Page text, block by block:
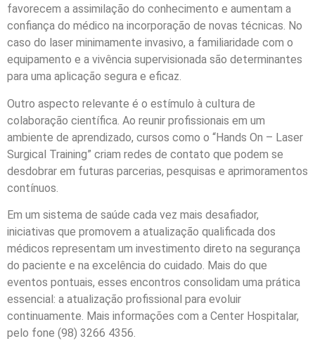
favorecem a assimilação do conhecimento e aumentam a
confiança do médico na incorporação de novas técnicas. No
caso do laser minimamente invasivo, a familiaridade com o
equipamento e a vivência supervisionada são determinantes
para uma aplicação segura e eficaz.
Outro aspecto relevante é o estímulo à cultura de
colaboração científica. Ao reunir profissionais em um
ambiente de aprendizado, cursos como o “Hands On – Laser
Surgical Training” criam redes de contato que podem se
desdobrar em futuras parcerias, pesquisas e aprimoramentos
contínuos.
Em um sistema de saúde cada vez mais desafiador,
iniciativas que promovem a atualização qualificada dos
médicos representam um investimento direto na segurança
do paciente e na excelência do cuidado. Mais do que
eventos pontuais, esses encontros consolidam uma prática
essencial: a atualização profissional para evoluir
continuamente. Mais informações com a Center Hospitalar,
pelo fone (98) 3266 4356.